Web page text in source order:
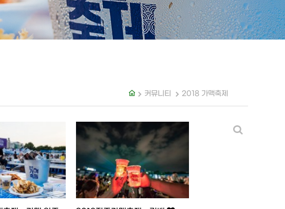
2023 가맥축제
2022 가맥축제
안전수칙
커뮤니티 2018 가맥축제